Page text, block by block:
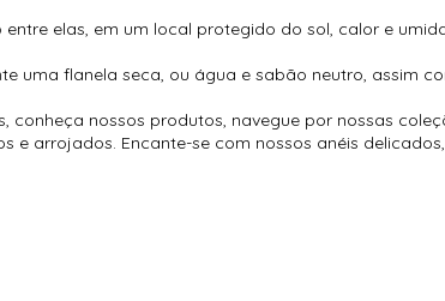
elas, em um local protegido do sol, calor e
uma flanela seca, ou água e sabão neutro, assim
nossos produtos, navegue por nossas
e arrojados. Encante-se com nossos anéis